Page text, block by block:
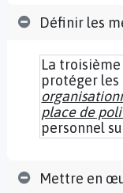
Définir les
La
protéger les
place de
personnel
Mettre en